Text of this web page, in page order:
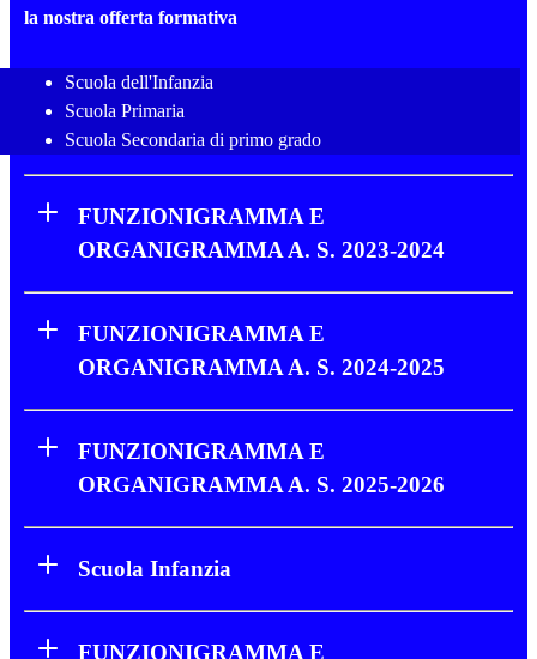
la nostra offerta formativa
Scuola dell'Infanzia
Scuola Primaria
Scuola Secondaria di primo grado
FUNZIONIGRAMMA E
ORGANIGRAMMA A. S. 2023-2024
FUNZIONIGRAMMA E
ORGANIGRAMMA A. S. 2024-2025
FUNZIONIGRAMMA E
ORGANIGRAMMA A. S. 2025-2026
Scuola Infanzia
FUNZIONIGRAMMA E